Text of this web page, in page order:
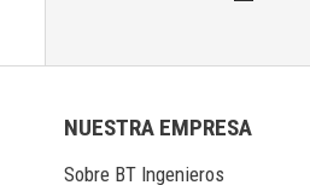
NUESTRA EMPRESA
Sobre BT Ingenieros